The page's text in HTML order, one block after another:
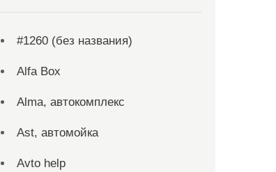
#1260 (без названия)
Alfa Box
Alma, автокомплекс
Ast, автомойка
Avto help